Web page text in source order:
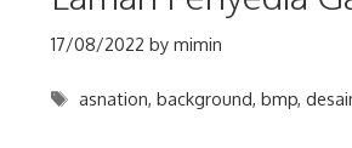
17/08/2022 by mimin
Tags
asnation,background,bmp,